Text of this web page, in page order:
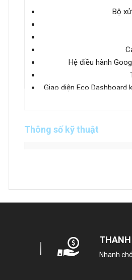
Bộ
Hệ điều hành
Giao diện Eco
Thông số kỹ thuật
Mã sản phẩm
Kích thước màn hình:
Nhanh